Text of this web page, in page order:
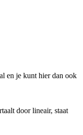
en je kunt hier dan ook
door lineair, staat